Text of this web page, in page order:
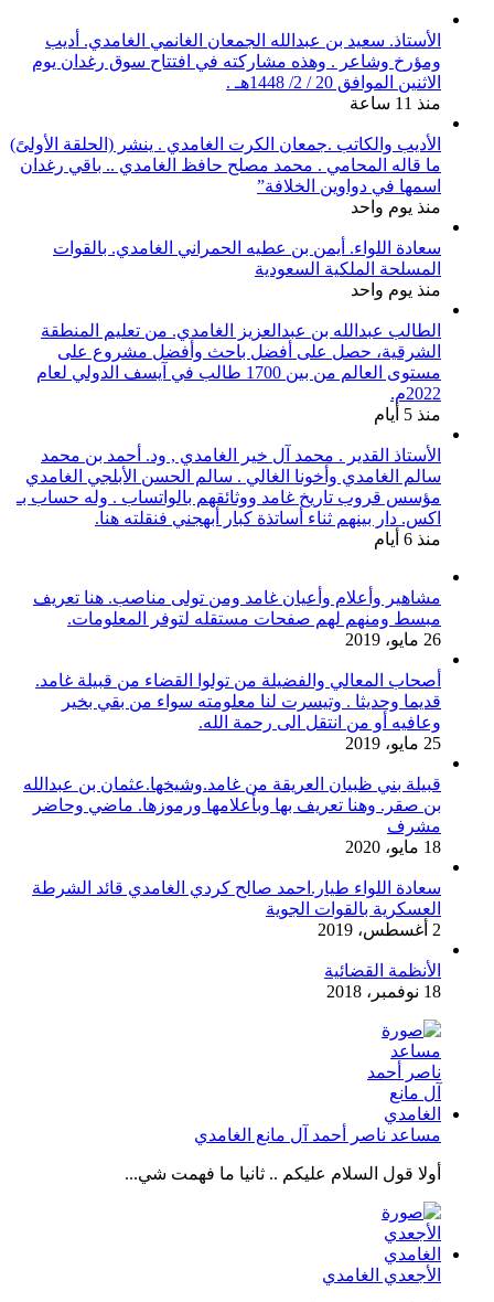
الأستاذ. سعيد بن عبدالله الجمعان الغانمي الغامدي. أديب
ومؤرخ وشاعر . وهذه مشاركته في افتتاح سوق رغدان يوم
الاثنين الموافق 20 / 2/ 1448هـ .
منذ 11 ساعة
الأديب والكاتب .جمعان الكرت الغامدي . ينشر (الحلقة الأولىً)
ما قاله المحامي . محمد مصلح حافظ الغامدي .. باقي رغدان
اسمها في دواوين الخلافة”
منذ يوم واحد
سعادة اللواء. أيمن بن عطيه الحمراني الغامدي. بالقوات
المسلحة الملكية السعودية
منذ يوم واحد
الطالب عبدالله بن عبدالعزيز الغامدي. من تعليم المنطقة
الشرقية، حصل على أفضل باحث وأفضل مشروع على
مستوى العالم من بين 1700 طالب في آيسف الدولي لعام
2022م.
منذ 5 أيام
الأستاذ القدير . محمد آل خير الغامدي , ود. أحمد بن محمد
سالم الغامدي وأخونا الغالي . سالم الحسن الأبلجي الغامدي
مؤسس قروب تاريخ غامد ووثائقهم بالواتساب . وله حساب بـ
اكس. دار بينهم ثناء أساتذة كبار أبهجني فنقلته هنا.
منذ 6 أيام
مشاهير وأعلام وأعيان غامد ومن تولى مناصب. هنا تعريف
مبسط ومنهم لهم صفحات مستقله لتوفر المعلومات.
26 مايو، 2019
أصحاب المعالي والفضيلة من تولوا القضاء من قبيلة غامد.
قديما وحديثا . وتيسرت لنا معلومته سواء من بقي بخير
وعافيه أو من انتقل الى رحمة الله.
25 مايو، 2019
قبيلة بني ظبيان العريقة من غامد.وشيخها.عثمان بن عبدالله
بن صقر. وهنا تعريف بها وبأعلامها ورموزها. ماضي وحاضر
مشرف
18 مايو، 2020
سعادة اللواء طيار.احمد صالح كردي الغامدي قائد الشرطة
العسكرية بالقوات الجوية
2 أغسطس، 2019
الأنظمة القضائية
18 نوفمبر، 2018
مساعد ناصر أحمد آل مانع الغامدي
أولا قول السلام عليكم .. ثانيا ما فهمت شي...
الأجعدي الغامدي